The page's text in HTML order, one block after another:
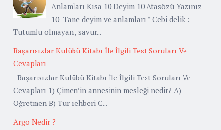
Anlamları Kısa 10 Deyim 10 Atasözü Yazınız
10 Tane deyim ve anlamları * Cebi delik :
Tutumlu olmayan , savur...
Başarısızlar Kulübü Kitabı İle İlgili Test Soruları Ve
Cevapları
Başarısızlar Kulübü Kitabı İle İlgili Test Soruları Ve
Cevapları 1) Çimen’in annesinin mesleği nedir? A)
Öğretmen B) Tur rehberi C...
Argo Nedir ?